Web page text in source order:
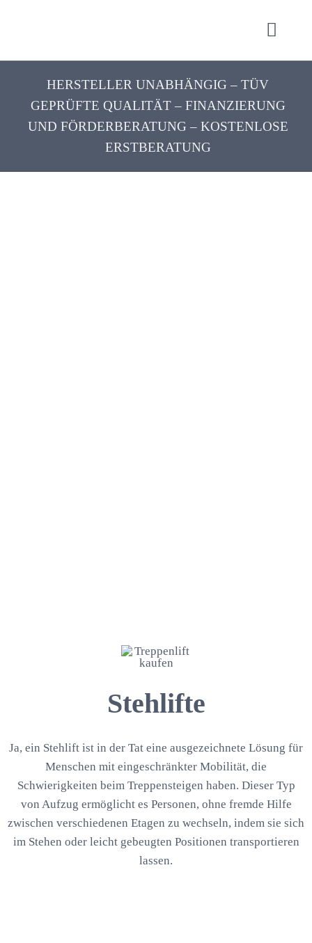
Hublift
Zuschüsse
HERSTELLER UNABHÄNGIG – TÜV
GEPRÜFTE QUALITÄT – FINANZIERUNG
UND FÖRDERBERATUNG – KOSTENLOSE
ERSTBERATUNG
Stehlifte
Ja, ein Stehlift ist in der Tat eine ausgezeichnete Lösung für
Menschen mit eingeschränkter Mobilität, die
Schwierigkeiten beim Treppensteigen haben. Dieser Typ
von Aufzug ermöglicht es Personen, ohne fremde Hilfe
zwischen verschiedenen Etagen zu wechseln, indem sie sich
im Stehen oder leicht gebeugten Positionen transportieren
lassen.